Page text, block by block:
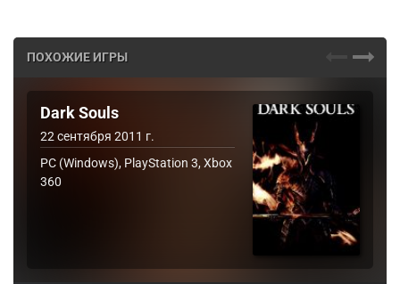
ПОХОЖИЕ ИГРЫ
Dark Souls
22 сентября 2011 г.
PC (Windows), PlayStation 3, Xbox
360